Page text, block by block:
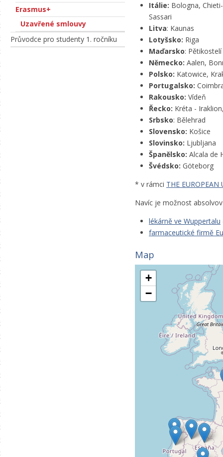
Erasmus+
Uzavřené smlouvy
Průvodce pro studenty 1. ročníku
Itálie: Bologna,
Sassari
Litva: Kaunas
Lotyšsko: Riga
Maďarsko:
Německo: Aalen,
Polsko: Katowice,
Portugalsko:
Rakousko: Vídeň
Řecko: Kréta -
Srbsko: Bělehrad
Slovensko: Košice
Slovinsko: Ljubljana
Španělsko: Alcala de
Švédsko: Göteborg
* v rámci THE EUROPEAN
Navíc je možnost
lékárně ve Wuppertalu
farmaceutické firmě
Map
+
−